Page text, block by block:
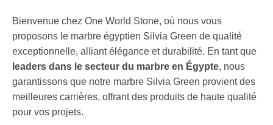
Bienvenue chez One World Stone, où nous vous
proposons le marbre égyptien Silvia Green de qualité
exceptionnelle, alliant élégance et durabilité. En tant que
leaders dans le secteur du marbre en Égypte, nous
garantissons que notre marbre Silvia Green provient des
meilleures carrières, offrant des produits de haute qualité
pour vos projets.